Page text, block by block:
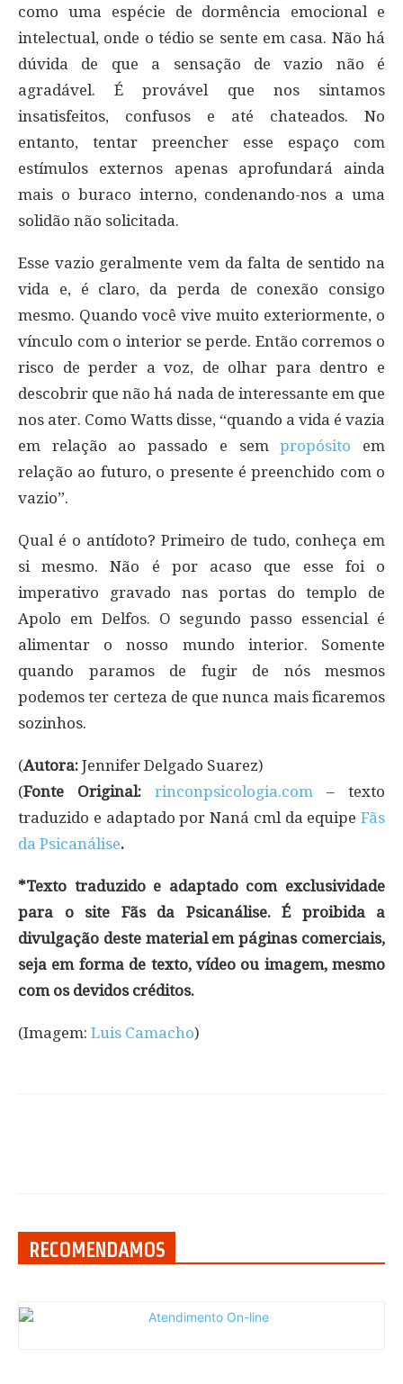
como uma espécie de dormência emocional e
intelectual, onde o tédio se sente em casa. Não há
dúvida de que a sensação de vazio não é
agradável. É provável que nos sintamos
insatisfeitos, confusos e até chateados. No
entanto, tentar preencher esse espaço com
estímulos externos apenas aprofundará ainda
mais o buraco interno, condenando-nos a uma
solidão não solicitada.
Esse vazio geralmente vem da falta de sentido na
vida e, é claro, da perda de conexão consigo
mesmo. Quando você vive muito exteriormente, o
vínculo com o interior se perde. Então corremos o
risco de perder a voz, de olhar para dentro e
descobrir que não há nada de interessante em que
nos ater. Como Watts disse, “quando a vida é vazia
em relação ao passado e sempropósito em
relação ao futuro, o presente é preenchido com o
vazio”.
Qual é o antídoto? Primeiro de tudo, conheça em
si mesmo. Não é por acaso que esse foi o
imperativo gravado nas portas do templo de
Apolo em Delfos. O segundo passo essencial é
alimentar o nosso mundo interior. Somente
quando paramos de fugir de nós mesmos
podemos ter certeza de que nunca mais ficaremos
sozinhos.
(Autora: Jennifer Delgado Suarez)
(Fonte Original: rinconpsicologia.com – texto
traduzido e adaptado por Naná cml da equipe Fãs
da Psicanálise.
*Texto traduzido e adaptado com exclusividade
para o site Fãs da Psicanálise. É proibida a
divulgação deste material em páginas comerciais,
seja em forma de texto, vídeo ou imagem, mesmo
com os devidos créditos.
(Imagem: Luis Camacho)
RECOMENDAMOS